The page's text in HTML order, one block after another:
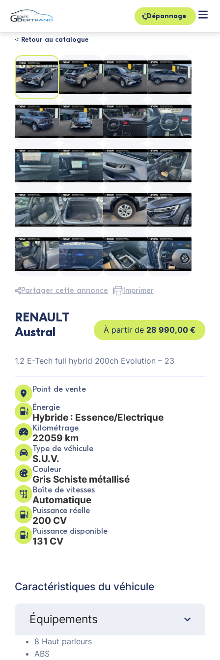
Dépannage
< Retour au catalogue
Partager cette annonce Imprimer
RENAULT
Austral
28 990,00 €
1.2 E-Tech full hybrid 200ch Evolution – 23
Point de vente
Énergie
Hybride : Essence/Electrique
Kilométrage
22059 km
Type de véhicule
S.U.V.
Couleur
Gris Schiste métallisé
Boîte de vitesses
Automatique
Puissance réelle
200 CV
Puissance disponible
131 CV
Caractéristiques du véhicule
Équipements
8 Haut parleurs
ABS